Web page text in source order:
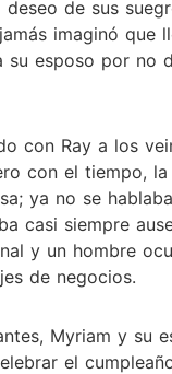
deseo de sus
imaginó que
su esposo por no
con Ray a los
con el tiempo,
ya no se
casi siempre
y un hombre
de negocios.
Myriam y su
el